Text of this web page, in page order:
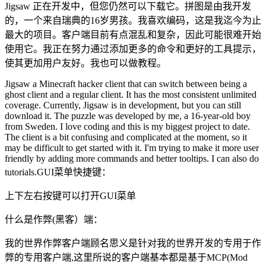
Jigsaw 正在开发中，但您仍然可以下载它。拼图是由我开发
的，一个来自瑞典的16岁男孩。我喜欢编码，这是我迄今为止
最大的项目。客户端目前有点混乱和复杂，因此可能很难开始
使用它。我正在努力通过添加更多的命令和更好的工具提示，
使其更加用户友好。我也可以做教程。
Jigsaw a Minecraft hacker client that can switch between being a
ghost client and a regular client. It has the most consistent unlimited
coverage. Currently, Jigsaw is in development, but you can still
download it. The puzzle was developed by me, a 16-year-old boy
from Sweden. I love coding and this is my biggest project to date.
The client is a bit confusing and complicated at the moment, so it
may be difficult to get started with it. I'm trying to make it more user
friendly by adding more commands and better tooltips. I can also do
tutorials.GUI菜单快捷键：
上下左右按键可以打开GUI菜单
什么是作弊(黑客）端：
我的世界作弊客户端顾名思义是针对我的世界开发的专用于作
弊的专用客户端,这里所说的客户端基本都是基于MCP(Mod